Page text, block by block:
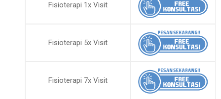
Fisioterapi 1x Visit
Fisioterapi 5x Visit
Fisioterapi 7x Visit